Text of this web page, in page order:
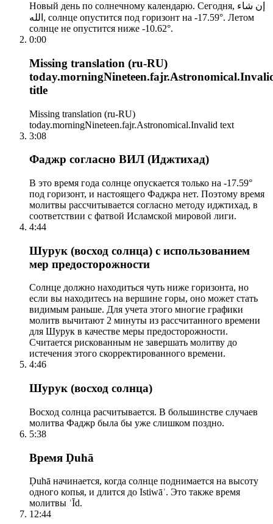
Новый день по солнечному календарю. Сегодня, إن شاء
الله, солнце опустится под горизонт на -17.59°. Летом
солнце не опустится ниже -10.62°.
0:00
Missing translation (ru-RU)
title
Missing translation (ru-RU)
today.morningNineteen.fajr.Astronomical.Invalid text
3:08
Фаджр согласно ВИЛ (Иджтихад)
В это время года солнце опускается только на -17.59°
под горизонт, и настоящего Фаджра нет. Поэтому время
молитвы рассчитывается согласно методу иджтихад, в
соответствии с фатвой Исламской мировой лиги.
4:44
Шурук (восход солнца) с использованием
мер предосторожности
Солнце должно находиться чуть ниже горизонта, но
если вы находитесь на вершине горы, оно может стать
видимым раньше. Для учета этого многие графики
молитв вычитают 2 минуты из рассчитанного времени
для Шурук в качестве меры предосторожности.
Считается рискованным не завершать молитву до
истечения этого скорректированного времени.
4:46
Шурук (восход солнца)
Восход солнца расчитывается. В большинстве случаев
молитва Фаджр была бы уже слишком поздно.
5:38
Время Ḍuhā
Ḍuhā начинается, когда солнце поднимается на высоту
одного копья, и длится до Istiwāʾ. Это также время
молитвы ʿĪd.
12:44